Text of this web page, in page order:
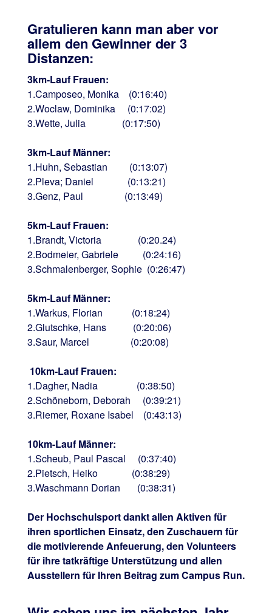
Gratulieren kann man aber vor
allem den Gewinner der 3
Distanzen:
3km-Lauf Frauen:
1.Camposeo, Monika (0:16:40)
2.Woclaw, Dominika (0:17:02)
3.Wette, Julia (0:17:50)
3km-Lauf Männer:
1.Huhn, Sebastian (0:13:07)
2.Pleva; Daniel (0:13:21)
3.Genz, Paul (0:13:49)
5km-Lauf Frauen:
1.Brandt, Victoria (0:20.24)
2.Bodmeier, Gabriele (0:24:16)
3.Schmalenberger, Sophie (0:26:47)
5km-Lauf Männer:
1.Warkus, Florian (0:18:24)
2.Glutschke, Hans (0:20:06)
3.Saur, Marcel (0:20:08)
10km-Lauf Frauen:
1.Dagher, Nadia (0:38:50)
2.Schöneborn, Deborah (0:39:21)
3.Riemer, Roxane Isabel (0:43:13)
10km-Lauf Männer:
1.Scheub, Paul Pascal (0:37:40)
2.Pietsch, Heiko (0:38:29)
3.Waschmann Dorian (0:38:31)
Der Hochschulsport dankt allen Aktiven für
ihren sportlichen Einsatz, den Zuschauern für
die motivierende Anfeuerung, den Volunteers
für ihre tatkräftige Unterstützung und allen
Ausstellern für Ihren Beitrag zum Campus Run.